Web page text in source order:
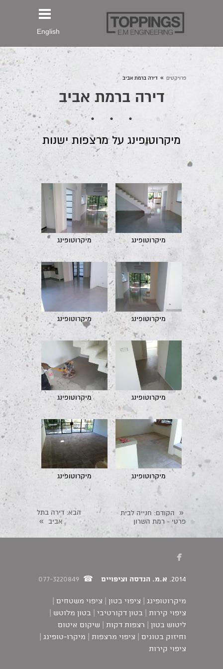
English
פרויקטים » דירה ברמת אביב
דירה ברמת אביב
מיקרוטופינג על מרצפות ישנות
מיקרוטופינג מיקרוטופינג
מיקרוטופינג מיקרוטופינג
מיקרוטופינג מיקרוטופינג
מיקרוטופינג מיקרוטופינג
« הקודם: חנייה לבית
פרטי - רמת השרון
הבא: דירה בתל
אביב »

2014. א.מ. הנדסה וציפויים ☎
077-3220849
מיקרוטופינג | ציפוי בטון | ציפוי משטחים |
ציפוי קירות | בטון דקורטיבי | בטון מלוטש |
ליטוש בטון | רצפות דקות | שיקום איטום
וחיזוק בטונים | ציפוי מרצפות | מיקרו-טופינג |
ציפוי קירות